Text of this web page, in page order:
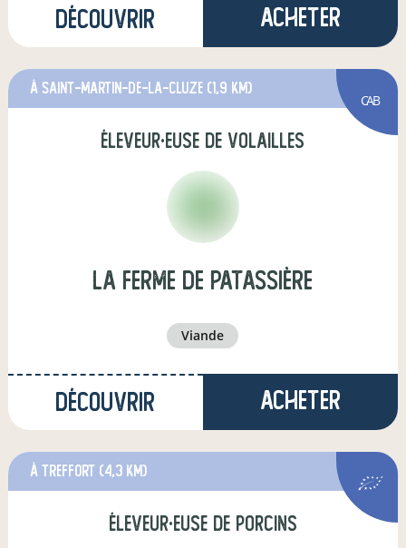
Découvrir Acheter
à Saint-Martin-de-la-Cluze (1,9 km)
CAB
éleveur·euse de volailles
la ferme de Patassière
viande
Découvrir Acheter
à Treffort (4,3 km)
éleveur·euse de porcins